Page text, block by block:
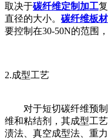
取决于碳纤维定制加工
直径的大小。 碳纤维板材
要控制在30-50N的范围
2.成型工艺
对于短切碳纤维预制
维和粘结剂，其成型工
渍法、真空成型法、重